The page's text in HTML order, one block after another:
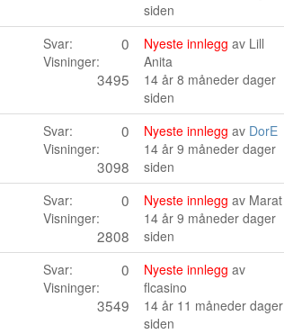
siden
Svar: 0
Visninger:
3495
Nyeste innlegg av Lill
Anita
14 år 8 måneder dager
siden
Svar: 0
Visninger:
3098
Nyeste innlegg av DorE
14 år 9 måneder dager
siden
Svar: 0
Visninger:
2808
Nyeste innlegg av Marat
14 år 9 måneder dager
siden
Svar: 0
Visninger:
3549
Nyeste innlegg av
flcasino
14 år 11 måneder dager
siden